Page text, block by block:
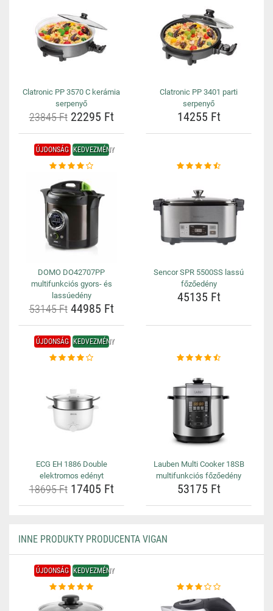
Clatronic PP 3570 C kerámia
serpenyő
23845 Ft22295 Ft
Clatronic PP 3401 parti
serpenyő
14255 Ft
ÚJDONSÁG KEDVEZMÉNY
DOMO DO42707PP
multifunkciós gyors- és
lassúedény
53145 Ft44985 Ft
Sencor SPR 5500SS lassú
főzőedény
45135 Ft
ÚJDONSÁG KEDVEZMÉNY
ECG EH 1886 Double
elektromos edényt
18695 Ft17405 Ft
Lauben Multi Cooker 18SB
multifunkciós főzőedény
53175 Ft
INNE PRODUKTY PRODUCENTA VIGAN
ÚJDONSÁG KEDVEZMÉNY